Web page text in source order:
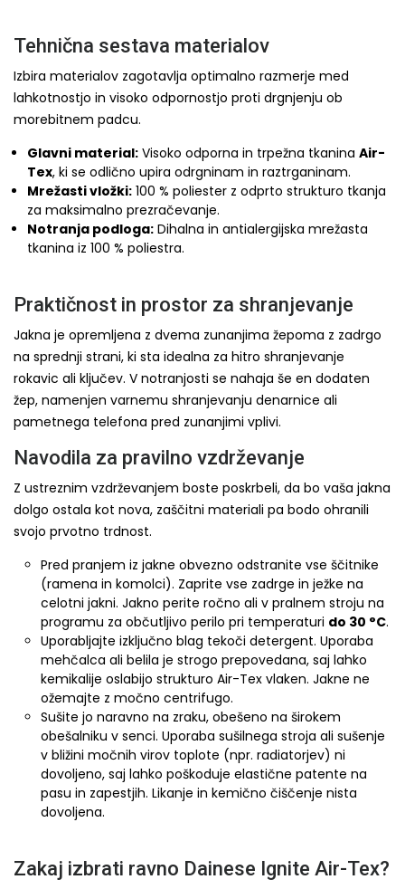
Tehnična sestava materialov
Izbira materialov zagotavlja optimalno razmerje med
lahkotnostjo in visoko odpornostjo proti drgnjenju ob
morebitnem padcu.
Glavni material: Visoko odporna in trpežna tkanina Air-
Tex, ki se odlično upira odrgninam in raztrganinam.
Mrežasti vložki: 100 % poliester z odprto strukturo tkanja
za maksimalno prezračevanje.
Notranja podloga: Dihalna in antialergijska mrežasta
tkanina iz 100 % poliestra.
Praktičnost in prostor za shranjevanje
Jakna je opremljena z dvema zunanjima žepoma z zadrgo
na sprednji strani, ki sta idealna za hitro shranjevanje
rokavic ali ključev. V notranjosti se nahaja še en dodaten
žep, namenjen varnemu shranjevanju denarnice ali
pametnega telefona pred zunanjimi vplivi.
Navodila za pravilno vzdrževanje
Z ustreznim vzdrževanjem boste poskrbeli, da bo vaša jakna
dolgo ostala kot nova, zaščitni materiali pa bodo ohranili
svojo prvotno trdnost.
Pred pranjem iz jakne obvezno odstranite vse ščitnike
(ramena in komolci). Zaprite vse zadrge in ježke na
celotni jakni. Jakno perite ročno ali v pralnem stroju na
programu za občutljivo perilo pri temperaturi do 30 °C.
Uporabljajte izključno blag tekoči detergent. Uporaba
mehčalca ali belila je strogo prepovedana, saj lahko
kemikalije oslabijo strukturo Air-Tex vlaken. Jakne ne
ožemajte z močno centrifugo.
Sušite jo naravno na zraku, obešeno na širokem
obešalniku v senci. Uporaba sušilnega stroja ali sušenje
v bližini močnih virov toplote (npr. radiatorjev) ni
dovoljeno, saj lahko poškoduje elastične patente na
pasu in zapestjih. Likanje in kemično čiščenje nista
dovoljena.
Zakaj izbrati ravno Dainese Ignite Air-Tex?